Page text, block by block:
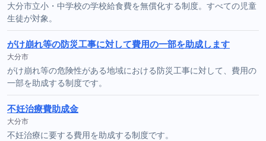
大分市立小・中学校の学校給食費を無償化する制度。すべての児童
生徒が対象。
がけ崩れ等の防災工事に対して費用の一部を助成します
大分市
がけ崩れ等の危険性がある地域における防災工事に対して、費用の
一部を助成する制度です。
不妊治療費助成金
大分市
不妊治療に要する費用を助成する制度です。